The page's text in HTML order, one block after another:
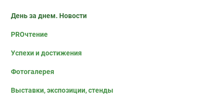
День за днем. Новости
PROчтение
Успехи и достижения
Фотогалерея
Выставки, экспозиции, стенды